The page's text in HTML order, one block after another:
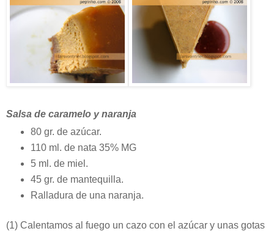
Salsa de caramelo y naranja
80 gr. de azúcar.
110 ml. de nata 35% MG
5 ml. de miel.
45 gr. de mantequilla.
Ralladura de una naranja.
(1) Calentamos al fuego un cazo con el azúcar y unas gotas